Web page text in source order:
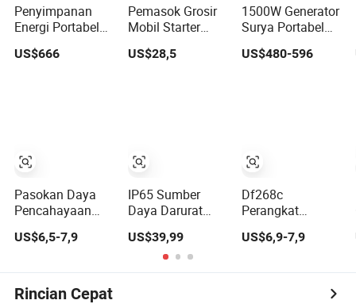
Penyimpanan
Energi Portabel
Daya Darurat
Cadangan (YQ-
K333)
US$666
Pasokan Daya
Pencahayaan
Darurat Lift
Rkp220/12
Bagian
US$6,5-7,9
Pemasok Grosir
Mobil Starter
Daya Inflatable
Peralatan Darurat
US$28,5
IP65 Sumber
Daya Darurat
Tahan Air untuk
Lampu Sorot LED
Bay Tinggi yang
Dapat Diisi Ulang
US$39,99
1500W Generator
Surya Portabel
Darurat untuk
US$480-596
Df268c
Perangkat
Darurat Lampu
LED Penyedia
Pencahayaan
US$6,9-7,9
Rincian Cepat